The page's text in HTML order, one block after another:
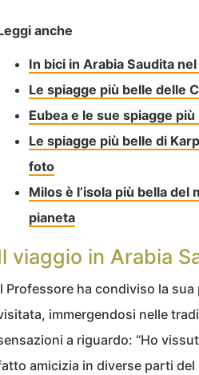
anche
In bici in Arabia Saudita
Le spiagge più belle delle
Eubea e le sue spiagge
Le spiagge più belle di
foto
Milos è l’isola più bella
pianeta
viaggio in Arabia
Professore ha condiviso la
immergendosi nelle
a riguardo: “Ho
amicizia in diverse parti del